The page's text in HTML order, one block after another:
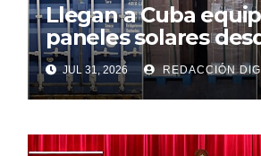
Llegan a Cuba
paneles solares
Argentina
JUL 31, 2026 REDACCIÓN